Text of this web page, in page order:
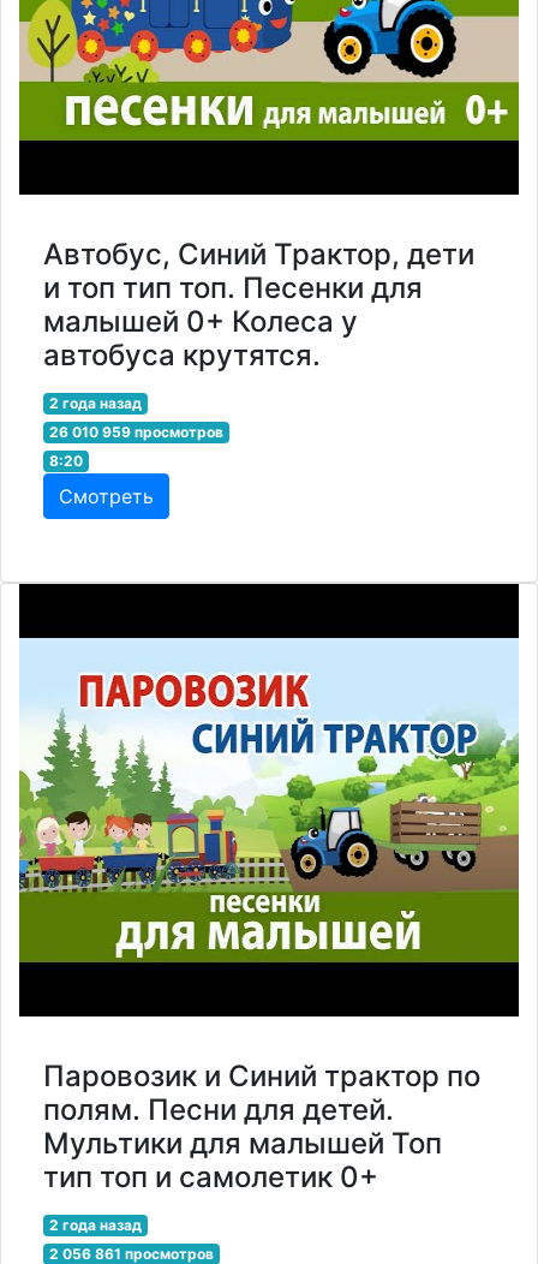
Автобус, Синий Трактор, дети
и топ тип топ. Песенки для
малышей 0+ Колеса у
автобуса крутятся.
2 года назад
26 010 959 просмотров
8:20
Смотреть
Паровозик и Синий трактор по
полям. Песни для детей.
Мультики для малышей Топ
тип топ и самолетик 0+
2 года назад
2 056 861 просмотров